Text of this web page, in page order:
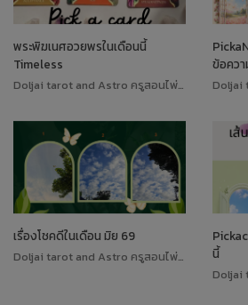
พระพิฆเนศอวยพรในเดือนนี้
Timeless
Doljai tarot and Astro ครูสอนไพ่ทาโรต์
ข้อคว
เรื่องโชคดีในเดือน มิย 69
Doljai tarot and Astro ครูสอนไพ่ทาโรต์
นี้